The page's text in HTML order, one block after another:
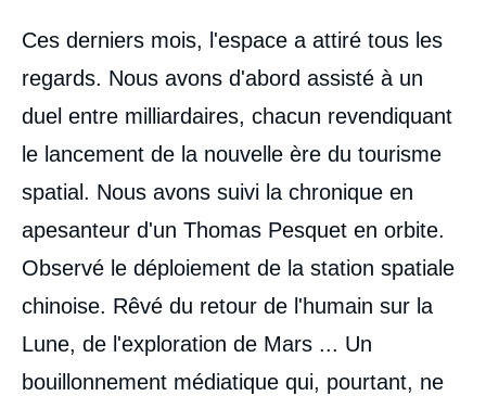
Contenu
intervention
médiatique
Ces derniers mois, l'espace a attiré tous les
regards. Nous avons d'abord assisté à un
duel entre milliardaires, chacun revendiquant
le lancement de la nouvelle ère du tourisme
spatial. Nous avons suivi la chronique en
apesanteur d'un Thomas Pesquet en orbite.
Observé le déploiement de la station spatiale
chinoise. Rêvé du retour de l'humain sur la
Lune, de l'exploration de Mars ... Un
bouillonnement médiatique qui, pourtant, ne